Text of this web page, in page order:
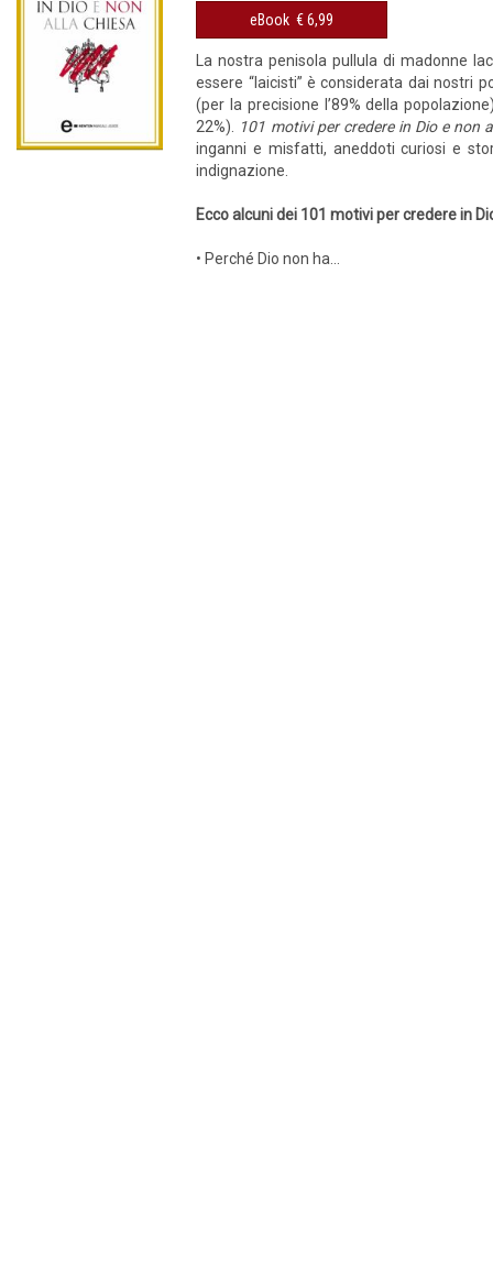
eBook € 6,99
La nostra penisola pullula di madonne
essere “laicisti” è considerata dai nostri
(per la precisione l’89% della
22%).
101 motivi per credere in Dio e non
inganni e misfatti, aneddoti curiosi e
indignazione.
Ecco alcuni dei 101 motivi per credere in
• Perché Dio non ha...